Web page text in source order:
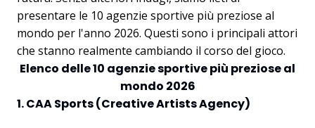
presentare le 10 agenzie sportive più preziose al
mondo per l'anno 2026. Questi sono i principali attori
che stanno realmente cambiando il corso del gioco.
Elenco delle 10 agenzie sportive più preziose al
mondo 2026
1. CAA Sports (Creative Artists Agency)